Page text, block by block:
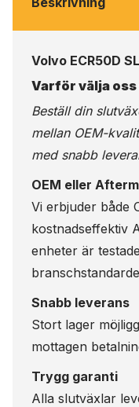
Volvo ECR50D
Varför välja
Beställ din
mellan OEM-
med snabb
OEM eller
Vi erbjuder både
kostnadseffektiv
enheter är
Snabb leverans
Stort lager
mottagen
Trygg garanti
Alla slutväxlar